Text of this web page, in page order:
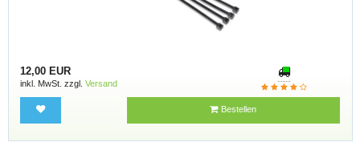
12,00 EUR
inkl. MwSt. zzgl. Versand
Bestellen